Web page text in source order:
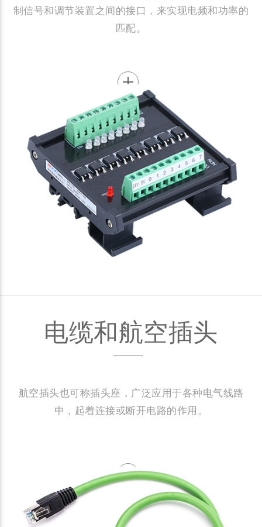
制信号和调节装置之间的接口，来实现电频和功率的
匹配。
电缆和航空插头
航空插头也可称插头座，广泛应用于各种电气线路
中，起着连接或断开电路的作用。